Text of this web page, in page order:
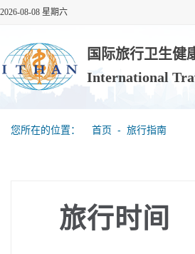
2026-08-08 星期六
国际旅行卫生健
International
您所在的位置： 首页 ‐ 旅行指南
旅行时间